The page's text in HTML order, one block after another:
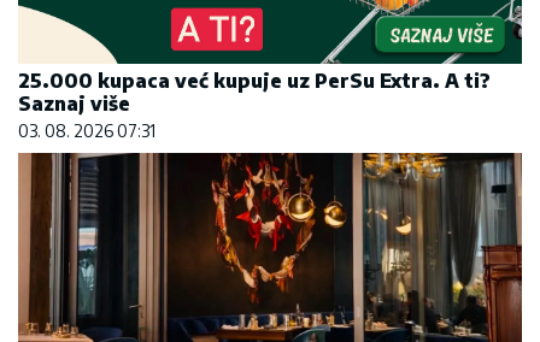
25.000 kupaca već kupuje uz PerSu Extra. A ti?
Saznaj više
03. 08. 2026 07:31